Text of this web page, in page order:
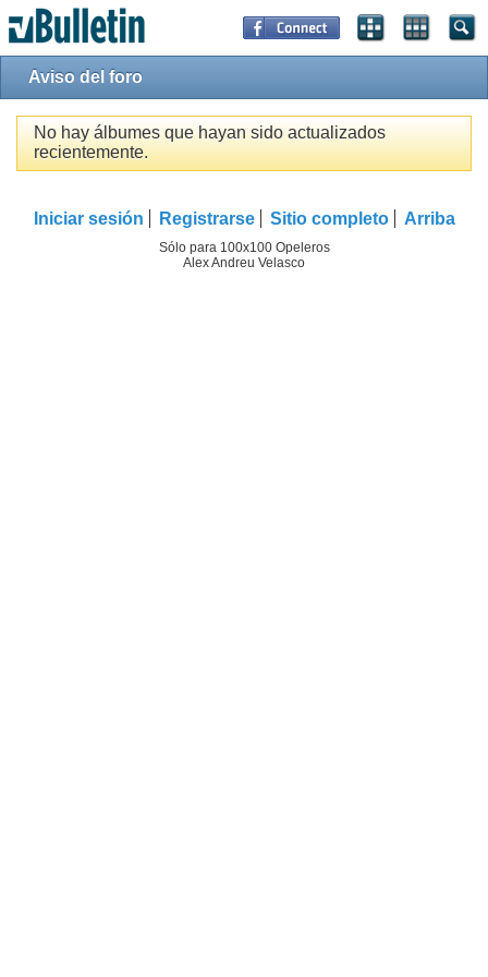
Aviso del foro
No hay álbumes que hayan sido actualizados
recientemente.
Iniciar sesión Registrarse Sitio completo Arriba
Sólo para 100x100 Opeleros
Alex Andreu Velasco